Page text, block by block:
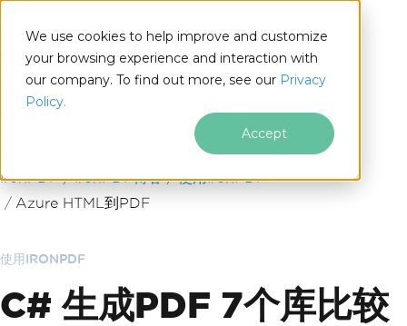
We use cookies to help improve and customize
your browsing experience and interaction with
our company. To find out more, see our Privacy
Policy.
Accept
.NET
跳至页脚内容
IronPDF IronPDF博客
使用IronPDF
Azure HTML到PDF
使用IRONPDF
C# 生成PDF 7个库比较